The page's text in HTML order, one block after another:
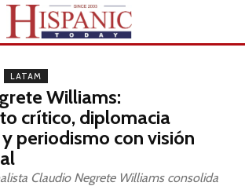
LATAM
Williams:
crítico, diplomacia
periodismo con visión
Claudio Negrete Williams consolida